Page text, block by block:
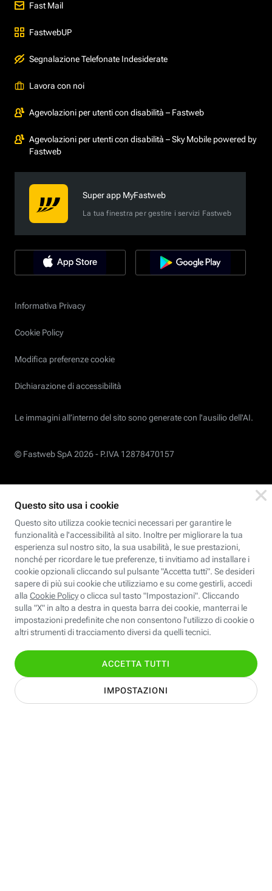
Fast Mail
FastwebUP
Segnalazione Telefonate Indesiderate
Lavora con noi
Agevolazioni per utenti con disabilità – Fastweb
Agevolazioni per utenti con disabilità – Sky Mobile powered by
Fastweb
Super app MyFastweb
La tua finestra per gestire i servizi Fastweb
Informativa Privacy
Cookie Policy
Modifica preferenze cookie
Dichiarazione di accessibilità
Le immagini all’interno del sito sono generate con l'ausilio dell'AI.
© Fastweb SpA 2026 - P.IVA 12878470157